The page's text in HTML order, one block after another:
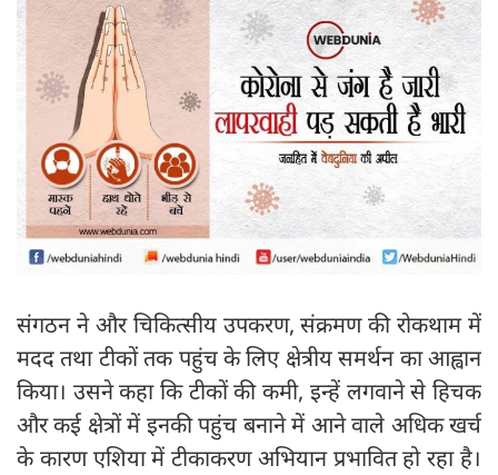
संगठन ने और चिकित्सीय उपकरण, संक्रमण की रोकथाम में
मदद तथा टीकों तक पहुंच के लिए क्षेत्रीय समर्थन का आह्वान
किया। उसने कहा कि टीकों की कमी, इन्हें लगवाने से हिचक
और कई क्षेत्रों में इनकी पहुंच बनाने में आने वाले अधिक खर्च
के कारण एशिया में टीकाकरण अभियान प्रभावित हो रहा है।